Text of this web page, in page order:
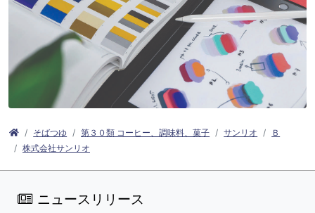
そばつゆ 第３０類 コーヒー、調味料、菓子 サンリオ
Ｂ
株式会社サンリオ
ニュースリリース